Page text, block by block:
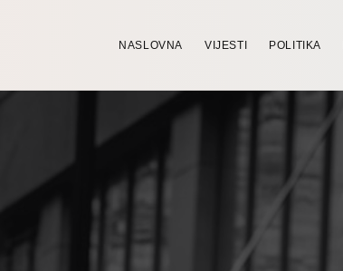
NASLOVNA VIJESTI POLITIKA